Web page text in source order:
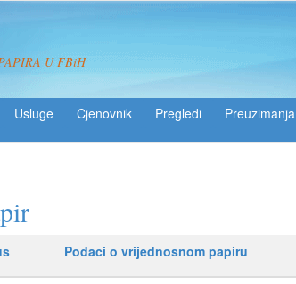
U FBiH
Usluge Pregledi
Podaci o vrijednosnom papiru